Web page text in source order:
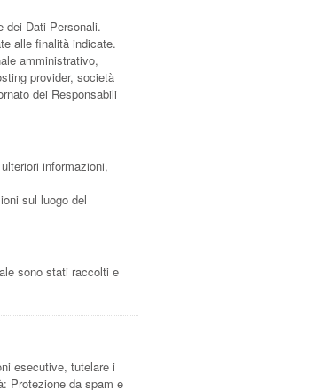
dei Dati Personali.
alle finalità indicate.
amministrativo,
provider, società
dei Responsabili
informazioni,
sul luogo del
sono stati raccolti e
esecutive, tutelare i
Protezione da spam e